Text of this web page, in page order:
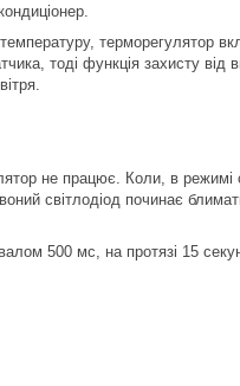
терморегулятор
тоді функція захисту від
не працює. Коли, в режимі
світлодіод починає
500 мс, на протязі 15